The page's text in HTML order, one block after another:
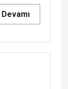
Devamı